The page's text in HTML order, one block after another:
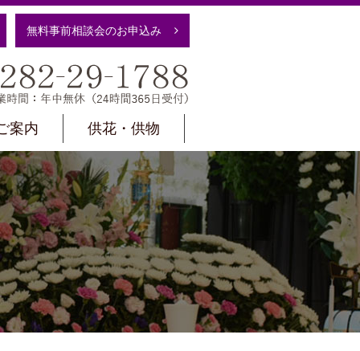
葬祭ホール
無料事前相談会のお申込み
案内 供花・供物